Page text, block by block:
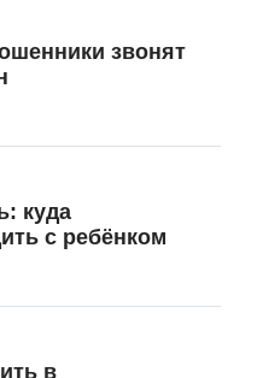
звонят
куда
с ребёнком
в